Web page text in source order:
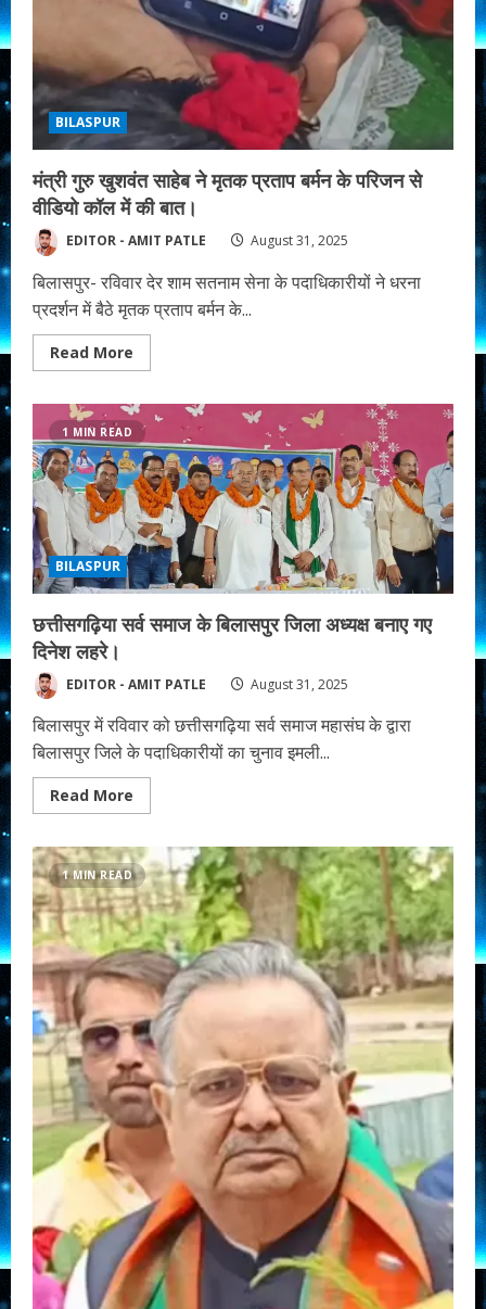
BILASPUR
मंत्री गुरु खुशवंत साहेब ने मृतक प्रताप बर्मन के परिजन से
वीडियो कॉल में की बात।
EDITOR - AMIT PATLE August 31, 2025
बिलासपुर- रविवार देर शाम सतनाम सेना के पदाधिकारीयों ने धरना
प्रदर्शन में बैठे मृतक प्रताप बर्मन के...
Read More
more
गुरु
खुशवंत
साहेब
ने
मृतक
प्रताप
बर्मन
के
परिजन
से
वीडियो
कॉल
में
की
बात।
1 MIN READ
BILASPUR
छत्तीसगढ़िया सर्व समाज के बिलासपुर जिला अध्यक्ष बनाए गए
दिनेश लहरे।
EDITOR - AMIT PATLE August 31, 2025
बिलासपुर में रविवार को छत्तीसगढ़िया सर्व समाज महासंघ के द्वारा
बिलासपुर जिले के पदाधिकारीयों का चुनाव इमली...
Read More
more
सर्व
समाज
के
बिलासपुर
जिला
अध्यक्ष
बनाए
गए
दिनेश
लहरे।
1 MIN READ